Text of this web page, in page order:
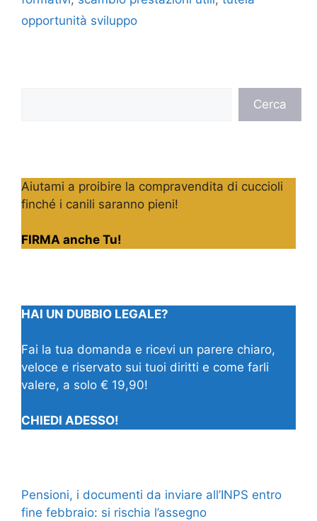
opportunità sviluppo
Cerca
Aiutami a proibire la compravendita di cuccioli
finché i canili saranno pieni!
FIRMA anche Tu!
HAI UN DUBBIO LEGALE?
Fai la tua domanda e ricevi un parere chiaro,
veloce e riservato sui tuoi diritti e come farli
valere, a solo € 19,90!
CHIEDI ADESSO!
Pensioni, i documenti da inviare all’INPS entro
fine febbraio: si rischia l’assegno